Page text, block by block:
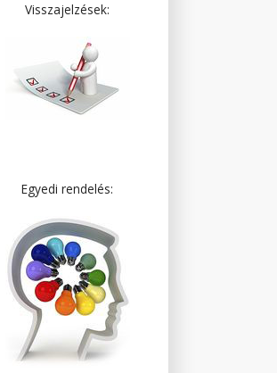
Visszajelzések:
Egyedi rendelés: